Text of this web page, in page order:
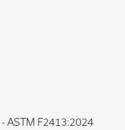
- ASTM F2413:2024